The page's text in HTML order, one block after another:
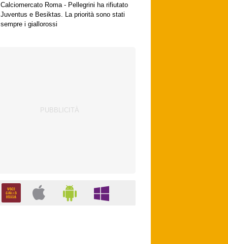
Calciomercato Roma - Pellegrini ha rifiutato
Juventus e Besiktas. La priorità sono stati
sempre i giallorossi